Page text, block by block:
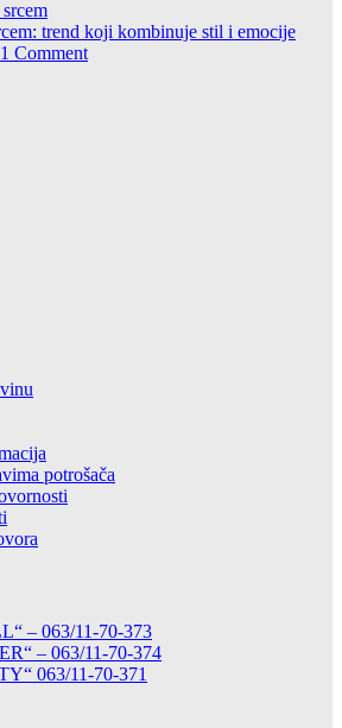
trend koji kombinuje stil i emocije
1 Comment
potrošača
– 063/11-70-373
– 063/11-70-374
063/11-70-371